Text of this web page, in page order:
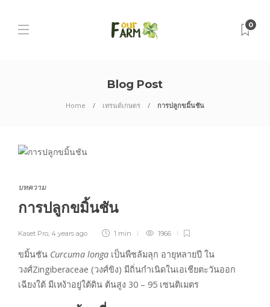
0
Blog Post
Home เทรนด์เกษตร การปลูกขมิ้นชัน
บทความ
การปลูกขมิ้นชัน
Kaset Pro, 4 years ago 1 min 1966
ขมิ้นชัน Curcuma longa เป็นพืชล้มลุก อายุหลายปี ใน
วงศ์Zingiberaceae (วงศ์ขิง) มีถิ่นกำเนิดในเอเชียตะวันออก
เฉียงใต้ มีเหง้าอยู่ใต้ดิน ต้นสูง 30 – 95 เซนติเมตร